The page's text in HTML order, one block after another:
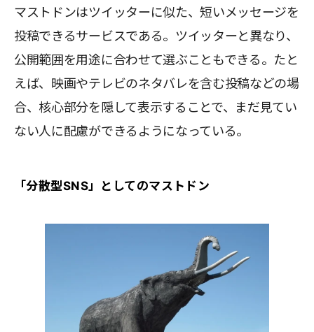
マストドンはツイッターに似た、短いメッセージを
投稿できるサービスである。ツイッターと異なり、
公開範囲を用途に合わせて選ぶこともできる。たと
えば、映画やテレビのネタバレを含む投稿などの場
合、核心部分を隠して表示することで、まだ見てい
ない人に配慮ができるようになっている。
「分散型SNS」としてのマストドン